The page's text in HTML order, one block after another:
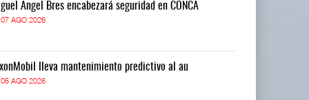
Ángel Bres encabezará seguridad en CONCA
07 AGO 2026
lleva mantenimiento predictivo al au
05 AGO 2026